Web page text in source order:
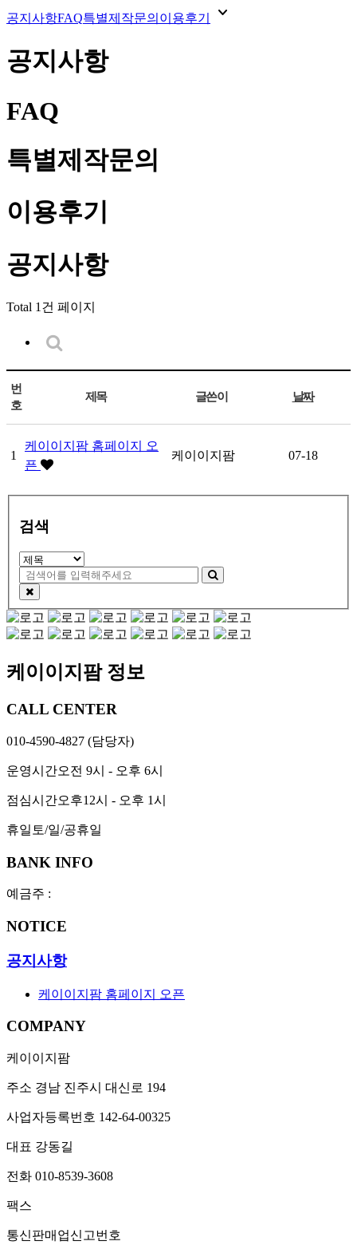
공지사항FAQ특별제작문의 이용후기 expand_more
공지사항
FAQ
특별제작문의
이용후기
공지사항
Total 1건 페이지
번
호
제목 글쓴이 날짜
1
케이이지팜 홈페이지 오
픈
케이이지팜 07-18
검색
케이이지팜 정보
CALL CENTER
010-4590-4827 (담당자)
운영시간오전 9시 - 오후 6시
점심시간오후12시 - 오후 1시
휴일 토/일/공휴일
BANK INFO
예금주 :
NOTICE
공지사항
케이이지팜 홈페이지 오픈
COMPANY
케이이지팜
주소 경남 진주시 대신로 194
사업자등록번호 142-64-00325
대표 강동길
전화 010-8539-3608
팩스
통신판매업신고번호